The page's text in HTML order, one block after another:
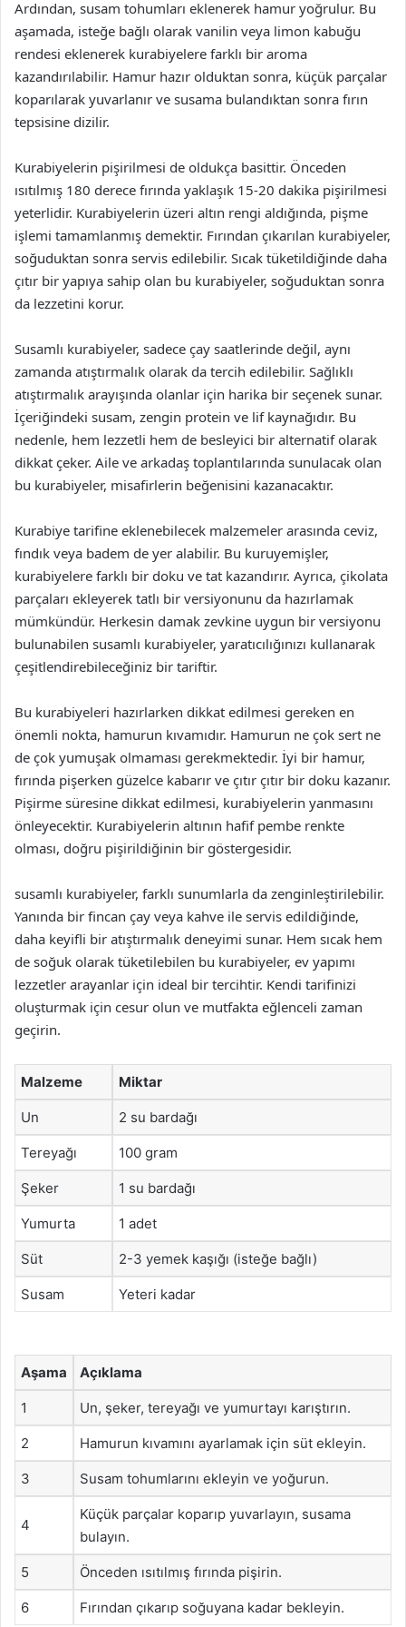
Ardından, susam tohumları eklenerek hamur yoğrulur. Bu
aşamada, isteğe bağlı olarak vanilin veya limon kabuğu
rendesi eklenerek kurabiyelere farklı bir aroma
kazandırılabilir. Hamur hazır olduktan sonra, küçük parçalar
koparılarak yuvarlanır ve susama bulandıktan sonra fırın
tepsisine dizilir.
Kurabiyelerin pişirilmesi de oldukça basittir. Önceden
ısıtılmış 180 derece fırında yaklaşık 15-20 dakika pişirilmesi
yeterlidir. Kurabiyelerin üzeri altın rengi aldığında, pişme
işlemi tamamlanmış demektir. Fırından çıkarılan kurabiyeler,
soğuduktan sonra servis edilebilir. Sıcak tüketildiğinde daha
çıtır bir yapıya sahip olan bu kurabiyeler, soğuduktan sonra
da lezzetini korur.
Susamlı kurabiyeler, sadece çay saatlerinde değil, aynı
zamanda atıştırmalık olarak da tercih edilebilir. Sağlıklı
atıştırmalık arayışında olanlar için harika bir seçenek sunar.
İçeriğindeki susam, zengin protein ve lif kaynağıdır. Bu
nedenle, hem lezzetli hem de besleyici bir alternatif olarak
dikkat çeker. Aile ve arkadaş toplantılarında sunulacak olan
bu kurabiyeler, misafirlerin beğenisini kazanacaktır.
Kurabiye tarifine eklenebilecek malzemeler arasında ceviz,
fındık veya badem de yer alabilir. Bu kuruyemişler,
kurabiyelere farklı bir doku ve tat kazandırır. Ayrıca, çikolata
parçaları ekleyerek tatlı bir versiyonunu da hazırlamak
mümkündür. Herkesin damak zevkine uygun bir versiyonu
bulunabilen susamlı kurabiyeler, yaratıcılığınızı kullanarak
çeşitlendirebileceğiniz bir tariftir.
Bu kurabiyeleri hazırlarken dikkat edilmesi gereken en
önemli nokta, hamurun kıvamıdır. Hamurun ne çok sert ne
de çok yumuşak olmaması gerekmektedir. İyi bir hamur,
fırında pişerken güzelce kabarır ve çıtır çıtır bir doku kazanır.
Pişirme süresine dikkat edilmesi, kurabiyelerin yanmasını
önleyecektir. Kurabiyelerin altının hafif pembe renkte
olması, doğru pişirildiğinin bir göstergesidir.
susamlı kurabiyeler, farklı sunumlarla da zenginleştirilebilir.
Yanında bir fincan çay veya kahve ile servis edildiğinde,
daha keyifli bir atıştırmalık deneyimi sunar. Hem sıcak hem
de soğuk olarak tüketilebilen bu kurabiyeler, ev yapımı
lezzetler arayanlar için ideal bir tercihtir. Kendi tarifinizi
oluşturmak için cesur olun ve mutfakta eğlenceli zaman
geçirin.
Malzeme Miktar
Un 2 su bardağı
Tereyağı 100 gram
Şeker 1 su bardağı
Yumurta 1 adet
Süt 2-3 yemek kaşığı (isteğe bağlı)
Susam Yeteri kadar
Aşama Açıklama
1 Un, şeker, tereyağı ve yumurtayı karıştırın.
2 Hamurun kıvamını ayarlamak için süt ekleyin.
3 Susam tohumlarını ekleyin ve yoğurun.
4
Küçük parçalar koparıp yuvarlayın, susama
bulayın.
5 Önceden ısıtılmış fırında pişirin.
6 Fırından çıkarıp soğuyana kadar bekleyin.